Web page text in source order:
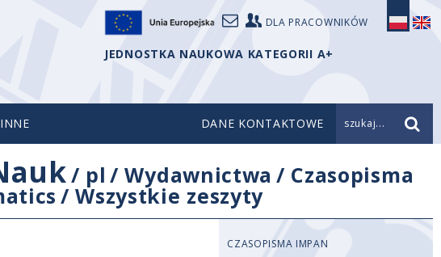
DLA PRACOWNIKÓW
JEDNOSTKA NAUKOWA KATEGORII A+
INNE DANE KONTAKTOWE szukaj...
/ pl /Wydawnictwa / Czasopisma
/Wszystkie zeszyty
CZASOPISMA IMPAN